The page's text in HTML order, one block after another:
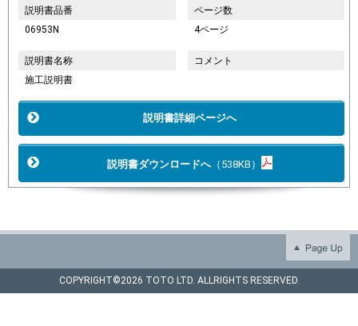
説明書品番
06953N
ページ数
4ページ
説明書名称
施工説明書
コメント
説明書詳細ページへ
説明書ダウンロードへ（538KB）
COPYRIGHT©2026 TOTO LTD. ALLRIGHTS RESERVED.